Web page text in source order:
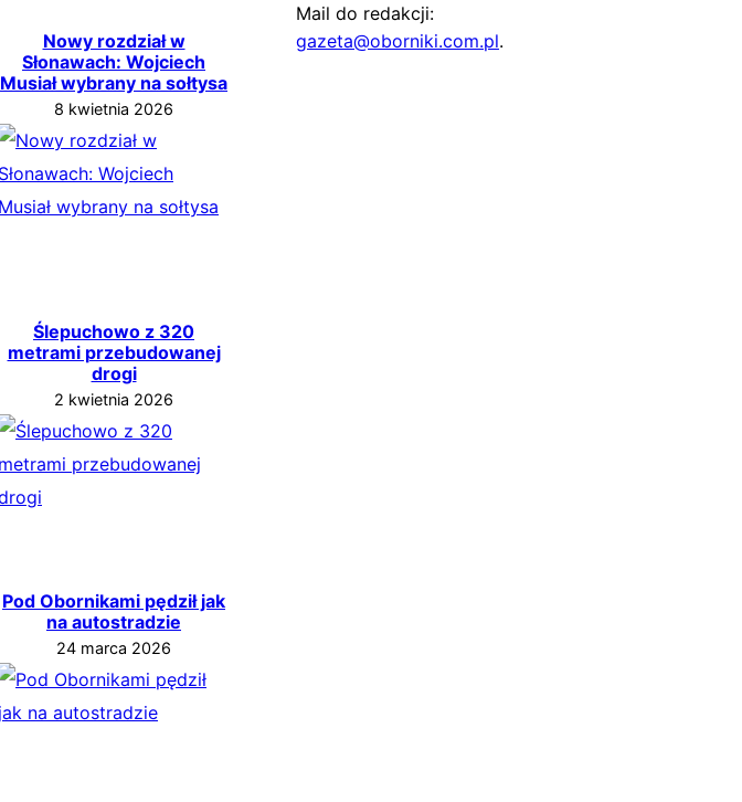
Nowy rozdział w
Słonawach: Wojciech
Musiał wybrany na sołtysa
8 kwietnia 2026
Ślepuchowo z 320
metrami przebudowanej
drogi
2 kwietnia 2026
Pod Obornikami pędził jak
na autostradzie
24 marca 2026
Mail do redakcji:
gazeta@oborniki.com.pl.